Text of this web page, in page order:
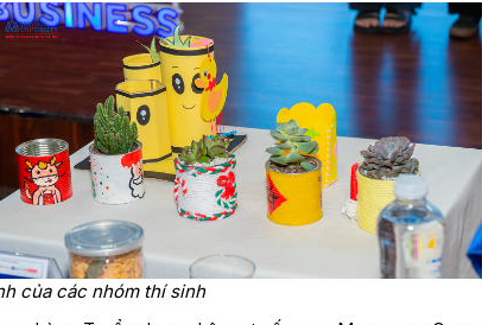
của các nhóm thí sinh